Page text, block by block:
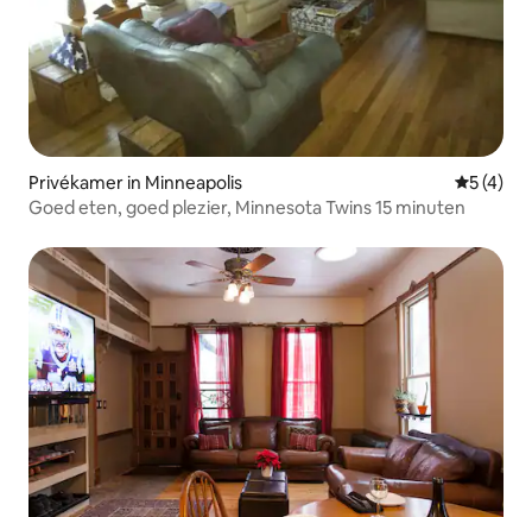
Privékamer in Minneapolis
5 (4)
Goed eten, goed plezier, Minnesota Twins 15 minuten